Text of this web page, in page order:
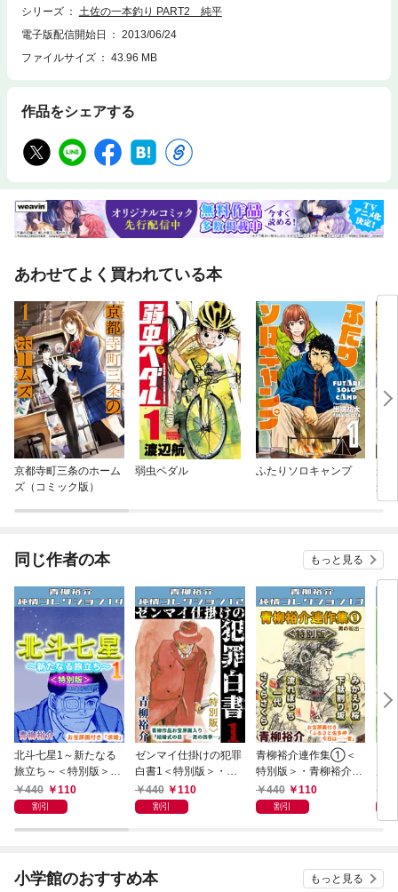
シリーズ
土佐の一本釣り PART2 純平
電子版配信開始日
2013/06/24
ファイルサイズ
43.96 MB
作品をシェアする
あわせてよく買われている本
京都寺町三条のホーム
ズ（コミック版）
弱虫ペダル ふたりソロキャンプ
か
か
す。
同じ作者の本 もっと見る
北斗七星1～新たなる
旅立ち～＜特別版＞・
青柳裕介純情コレクシ
ョン14
440 110
割引
ゼンマイ仕掛けの犯罪
白書1＜特別版＞・青
柳裕介純情コレクショ
ン12
440 110
割引
青柳裕介連作集①＜
特別版＞・青柳裕介純
情コレクション13
440 110
割引
小学館のおすすめ本 もっと見る